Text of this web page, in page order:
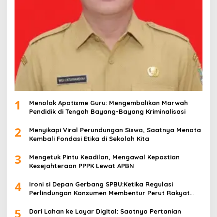
1
Menolak Apatisme Guru: Mengembalikan Marwah
Pendidik di Tengah Bayang-Bayang Kriminalisasi
2
Menyikapi Viral Perundungan Siswa, Saatnya Menata
Kembali Fondasi Etika di Sekolah Kita
3
Mengetuk Pintu Keadilan, Mengawal Kepastian
Kesejahteraan PPPK Lewat APBN
4
Ironi si Depan Gerbang SPBU:Ketika Regulasi
Perlindungan Konsumen Membentur Perut Rakyat
5
Dari Lahan ke Layar Digital: Saatnya Pertanian